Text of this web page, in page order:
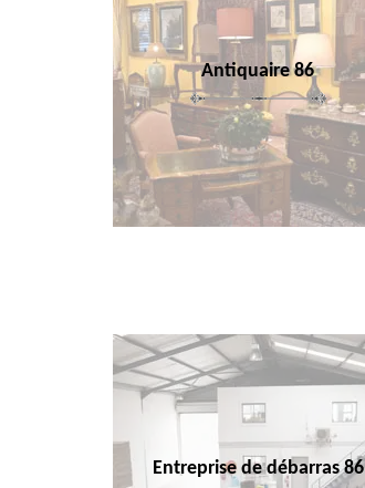
Antiquaire 86
Entreprise de débarras 86